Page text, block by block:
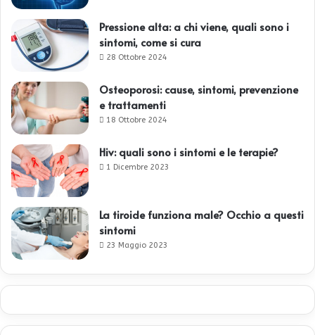
Pressione alta: a chi viene, quali sono i
sintomi, come si cura
28 Ottobre 2024
Osteoporosi: cause, sintomi, prevenzione
e trattamenti
18 Ottobre 2024
Hiv: quali sono i sintomi e le terapie?
1 Dicembre 2023
La tiroide funziona male? Occhio a questi
sintomi
23 Maggio 2023